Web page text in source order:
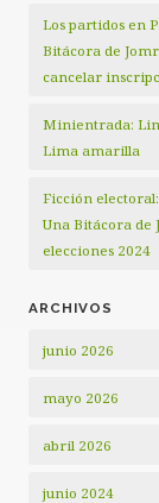
Los partidos en
Bitácora de
cancelar
Minientrada:
Lima amarilla
Ficción
Una Bitácora de
elecciones 2024
ARCHIVOS
junio 2026
mayo 2026
abril 2026
junio 2024